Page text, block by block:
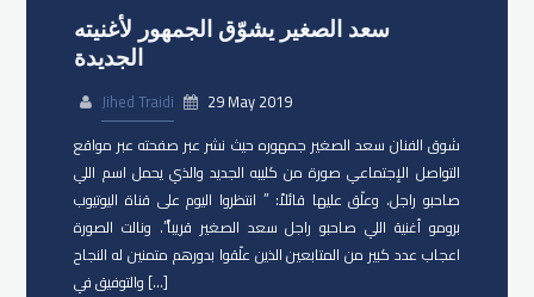
سعد الصغير يشوّق الجمهور لأغنيته
الجديدة
Jihed Traidi
29 May 2019
شوق الفنان سعد الصغير جمهوره حيث نشر عبر صفحته عبر مواقع
التواصل الإجتماعي صورة من كليبه الجديد والذي يحمل اسم اللي
صاحبو راجل. وعلّق عليها قائلاً: ” انتظروا اليوم على قناة اليوتيوب
برومو أغنية اللي صاحبو راجل سعد الصغير قريباً”. ونالت الصورة
اعجاب عدد كبير من المتابعين الذين علّقوا بدورهم متمنين له النجاح
والتوفيق في […]